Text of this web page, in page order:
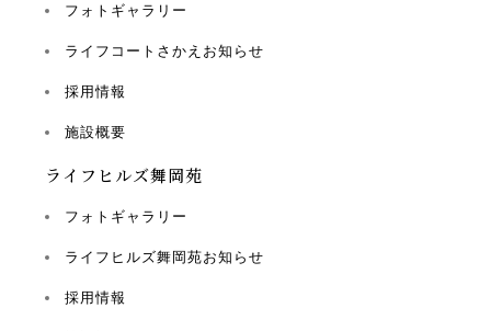
フォトギャラリー
ライフコートさかえお知らせ
採用情報
施設概要
ライフヒルズ舞岡苑
フォトギャラリー
ライフヒルズ舞岡苑お知らせ
採用情報